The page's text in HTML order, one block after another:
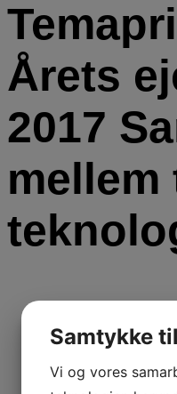
Årets
2017
mellem
Samtykke
Vi og vores